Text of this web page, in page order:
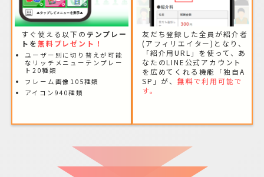
すぐ使える以下の テンプレー
トを無料プレゼント！
ユーザー別に切り替えが可能
なリッチメニューテンプレー
ト20種類
フレーム画像105種類
アイコン940種類
友だち登録した全員が紹介者
(アフィリエイター)となり、
「紹介用URL」を使って、あ
なたのLINE公式アカウント
を広めてくれる機能「独自A
SP」が、 無料で利用可能で
す。